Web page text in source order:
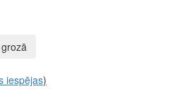
iespējas)